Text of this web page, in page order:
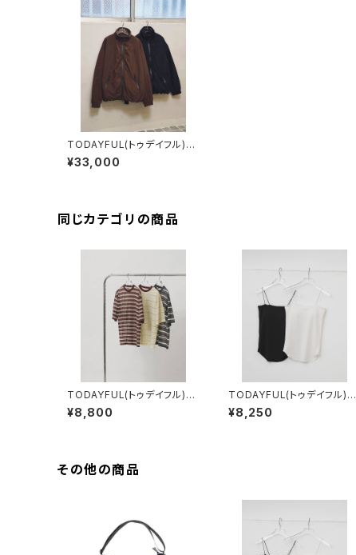
TODAYFUL(トゥデイフル)
Useful Zip Blouzon
¥33,000
同じカテゴリの商品
TODAYFUL(トゥデイフル)
Sheer Border T-shirt
¥8,800
TODAYFUL(トゥデイフル)
Cupin Flatseam Camisol
e
¥8,250
その他の商品